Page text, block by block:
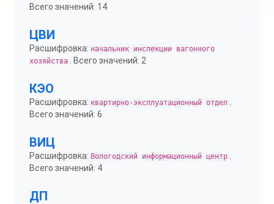
Всего значений: 14
ЦВИ
Расшифровка: начальник инспекции вагонного
хозяйства . Всего значений: 2
КЭО
Расшифровка: квартирно-эксплуатационный отдел
Всего значений: 6
ВИЦ
Расшифровка: Вологодский информационный центр
Всего значений: 4
ДП